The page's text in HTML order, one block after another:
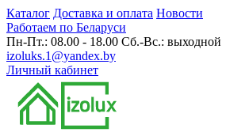
Каталог Доставка и оплата Новости
Работаем по Беларуси
Пн-Пт.: 08.00 - 18.00 Сб.-Вс.: выходной
izoluks.1@yandex.by
Личный кабинет